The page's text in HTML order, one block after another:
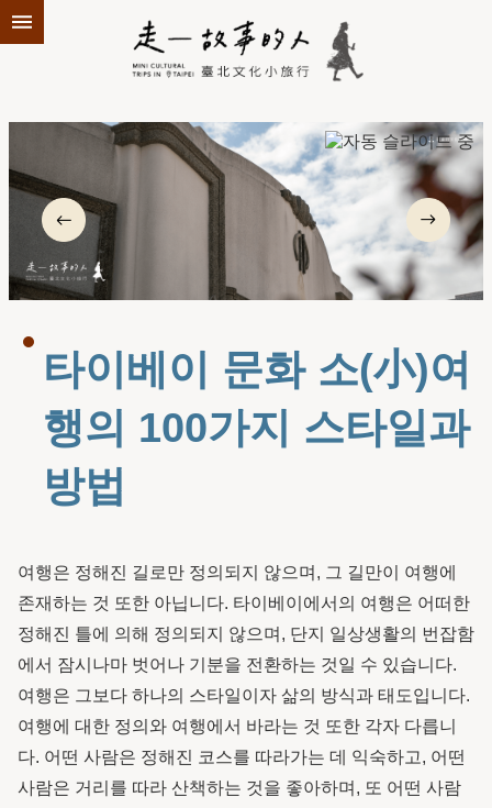
기본 콘텐츠 블록으로 건너 뛰기
타이베이 문화 소(小)여
행의 100가지 스타일과
방법
여행은 정해진 길로만 정의되지 않으며, 그 길만이 여행에
존재하는 것 또한 아닙니다. 타이베이에서의 여행은 어떠한
정해진 틀에 의해 정의되지 않으며, 단지 일상생활의 번잡함
에서 잠시나마 벗어나 기분을 전환하는 것일 수 있습니다.
여행은 그보다 하나의 스타일이자 삶의 방식과 태도입니다.
여행에 대한 정의와 여행에서 바라는 것 또한 각자 다릅니
다. 어떤 사람은 정해진 코스를 따라가는 데 익숙하고, 어떤
사람은 거리를 따라 산책하는 것을 좋아하며, 또 어떤 사람